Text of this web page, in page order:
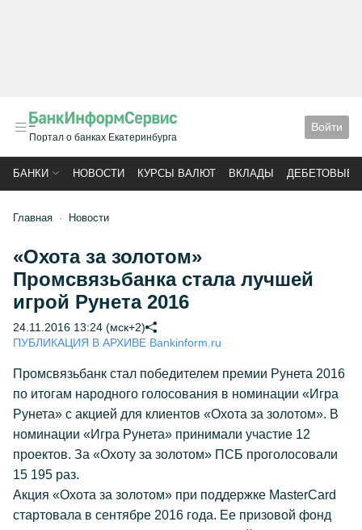
Портал о банках Екатеринбурга
Войти
БАНКИ НОВОСТИ КУРСЫ ВАЛЮТ ВКЛАДЫ ДЕБЕТОВЫЕ
Главная Новости
«Охота за золотом»
Промсвязьбанка стала лучшей
игрой Рунета 2016
24.11.2016 13:24 (мск+2)
ПУБЛИКАЦИЯ В АРХИВЕ Bankinform.ru
Промсвязьбанк стал победителем премии Рунета 2016
по итогам народного голосования в номинации «Игра
Рунета» с акцией для клиентов «Охота за золотом». В
номинации «Игра Рунета» принимали участие 12
проектов. За «Охоту за золотом» ПСБ проголосовали
15 195 раз.
Акция «Охота за золотом» при поддержке MasterCard
стартовала в сентябре 2016 года. Ее призовой фонд